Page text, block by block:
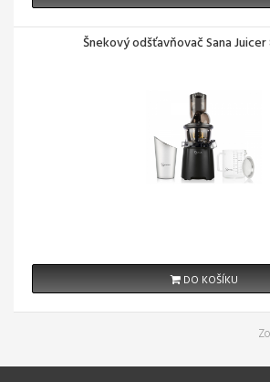
Šnekový odšťavňovač Sana
DO KOŠÍKU